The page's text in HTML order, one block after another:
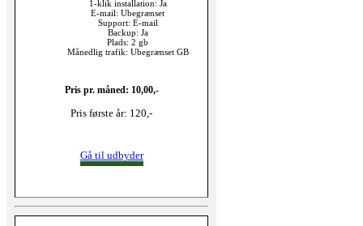
1-klik installation: Ja
E-mail: Ubegrænset
Support: E-mail
Backup: Ja
Plads: 2 gb
Månedlig trafik: Ubegrænset GB
Pris pr. måned: 10,00,-
Pris første år: 120,-
Gå til udbyder